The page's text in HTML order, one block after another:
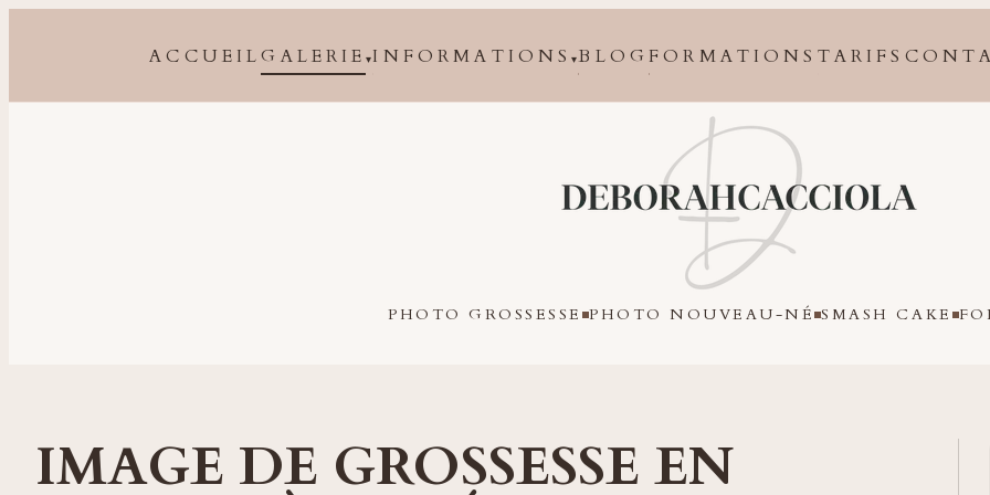
ACCUEILGALERIE▾INFORMATIONS▾BLOGFORMATIONS TARIFS
PHOTO GROSSESSE PHOTO NOUVEAU-NÉ SMASH CAKE
IMAGE DE GROSSESSE EN